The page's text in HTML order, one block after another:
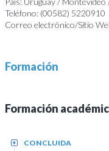
Teléfono: (00582) 5220910
Correo electrónico/Sitio
Formación
Formación
CONCLUIDA
+